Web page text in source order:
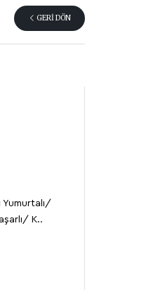
GERI DÖN
Yumurtalı/
K..